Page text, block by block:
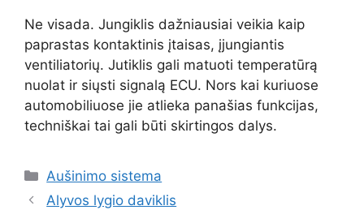
Ne visada. Jungiklis dažniausiai veikia kaip
paprastas kontaktinis įtaisas, įjungiantis
ventiliatorių. Jutiklis gali matuoti temperatūrą
nuolat ir siųsti signalą ECU. Nors kai kuriuose
automobiliuose jie atlieka panašias funkcijas,
techniškai tai gali būti skirtingos dalys.
Kategorijos
Aušinimo sistema
Alyvos lygio daviklis